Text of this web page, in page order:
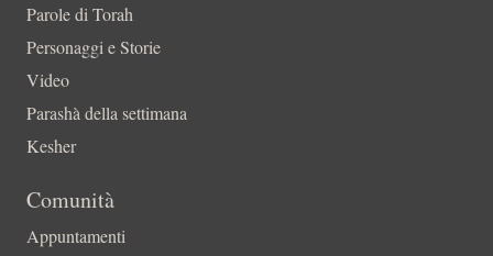
Parole di Torah
Personaggi e Storie
Video
Parashà della settimana
Kesher
Comunità
Appuntamenti